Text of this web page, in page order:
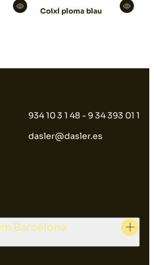
Coixí ploma blau
934 10 3 1 48 - 9 34 393 01 1
dasler@dasler.es
Barcelona